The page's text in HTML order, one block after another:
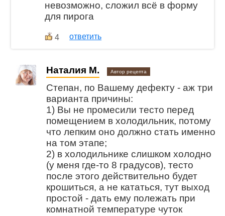
невозможно, сложил всё в форму
для пирога
4 ответить
Наталия М. Автор рецепта
Степан, по Вашему дефекту - аж три
варианта причины:
1) Вы не промесили тесто перед
помещением в холодильник, потому
что лепким оно должно стать именно
на том этапе;
2) в холодильнике слишком холодно
(у меня где-то 8 градусов), тесто
после этого действительно будет
крошиться, а не кататься, тут выход
простой - дать ему полежать при
комнатной температуре чуток